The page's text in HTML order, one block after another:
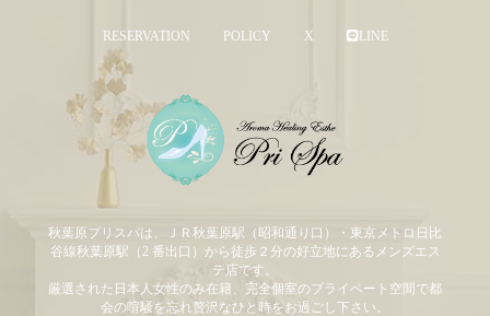
RESERVATION POLICY X LINE
秋葉原プリスパは、ＪＲ秋葉原駅（昭和通り口）・東京メトロ日比
谷線秋葉原駅（2 番出口）から徒歩２分の好立地にあるメンズエス
テ店です。
厳選された日本人女性のみ在籍、完全個室のプライベート空間で都
会の喧騒を忘れ贅沢なひと時をお過ごし下さい。